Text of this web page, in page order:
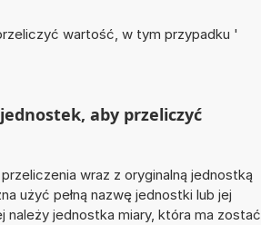
wartość, w tym przypadku '
aby przeliczyć
wraz z oryginalną jednostką
użyć pełną nazwę jednostki lub jej
jednostka miary, która ma zostać